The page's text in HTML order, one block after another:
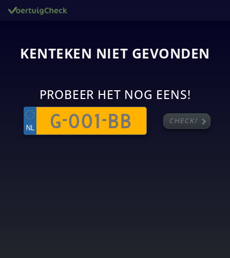
KENTEKEN NIET GEVONDEN
PROBEER HET NOG EENS!
CHECK! chevron_right